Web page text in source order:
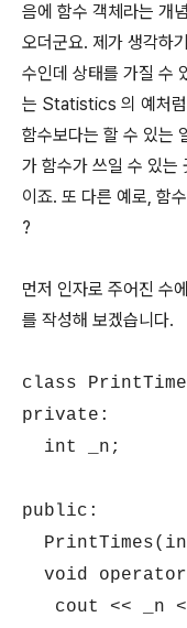
음에 함수 객체라는 개
오더군요. 제가 생각하
수인데 상태를 가질 수
는 Statistics 의 예처럼
함수보다는 할 수 있는
가 함수가 쓰일 수 있는
이죠. 또 다른 예로, 함
?
먼저 인자로 주어진 수
를 작성해 보겠습니다.
class
private:
int _n;
public:
void
cout << _n